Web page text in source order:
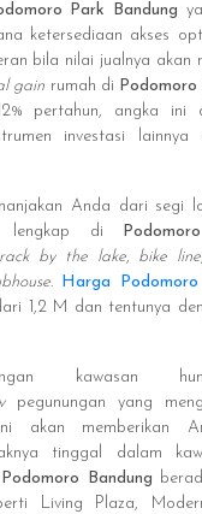
Park Bandung
ketersediaan akses
bila nilai jualnya akan
gain rumah di
pertahun, angka ini
investasi
Anda dari segi
lengkap di
by the lake, bike line
. Harga
1,2 M dan tentunya
kawasan
pegunungan yang
akan memberikan
tinggal dalam
Podomoro Bandung
Living Plaza,